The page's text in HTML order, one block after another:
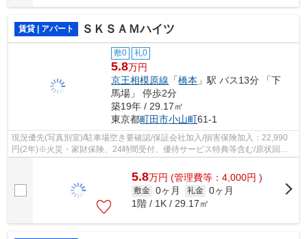
賃貸 | アパート ＳＫＳＡＭハイツ
敷0 礼0
5.8万円
京王相模原線 「橋本 」駅 バス13分 「下
馬場」 停歩2分
築19年 / 29.17㎡
東京都町田市小山町61-1
現況優先(写真別室)/駐車場空き要確認/保証会社加入/損害保険加入：22,990
円(2年)※火災・家財保険、24時間受付、優待サービス特典等含む/原状回復
費用：68,200円(ご契約時)/害虫防除施...
5.8万円 (管理費等：4,000円 )
敷金 0ヶ月 礼金 0ヶ月
1階 / 1K / 29.17㎡